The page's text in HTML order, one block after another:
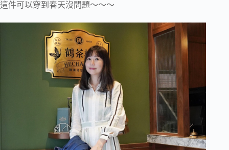
這件可以穿到春天沒問題～～～